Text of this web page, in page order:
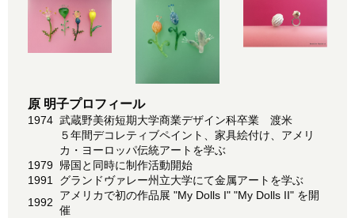
原 明子プロフィール
1974 武蔵野美術短期大学商業デザイン科卒業 渡米
５年間デコレティブペイント、家具絵付け、アメリ
カ・ヨーロッパ伝統アートを学ぶ
1979 帰国と同時に制作活動開始
1991
グランドヴァレー州立大学にて金属アートを学ぶ
1992
アメリカで初の作品展 "My Dolls I" "My Dolls II" を開
催